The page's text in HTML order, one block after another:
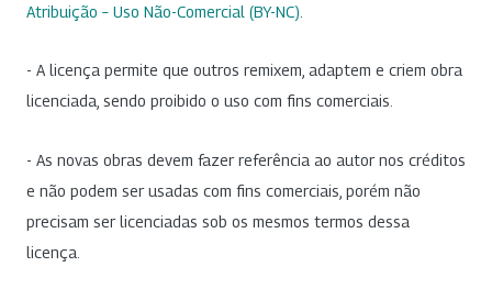
Atribuição – Uso Não-Comercial (BY-NC)
- A licença permite que outros remixem, adaptem e criem obra
licenciada, sendo proibido o uso com fins comerciais.
- As novas obras devem fazer referência ao autor nos créditos
e não podem ser usadas com fins comerciais, porém não
precisam ser licenciadas sob os mesmos termos dessa
licença.